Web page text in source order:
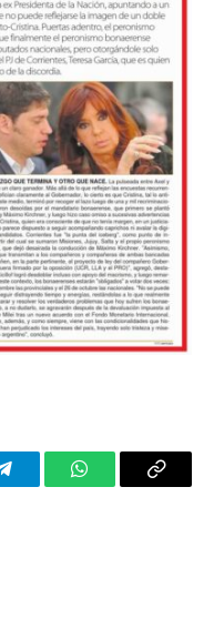
TelegramWhatsAppCopy